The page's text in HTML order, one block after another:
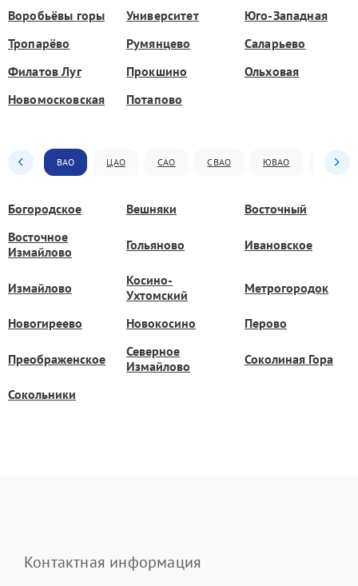
Воробьёвы горы Университет
Юго-Западная
Тропарёво
Румянцево
Саларьево
Филатов Луг
Прокшино
Ольховая
Новомосковская
Потапово
ВАО ЦАО САО СВАО ЮВАО ЮАО
Богородское Вешняки
Восточный
Восточное
Измайлово
Гольяново Ивановское
Измайлово
Косино-
Ухтомский
Метрогородок
Новогиреево Новокосино Перово
Преображенское
Северное
Измайлово
Соколиная Гора
Сокольники
Контактная информация